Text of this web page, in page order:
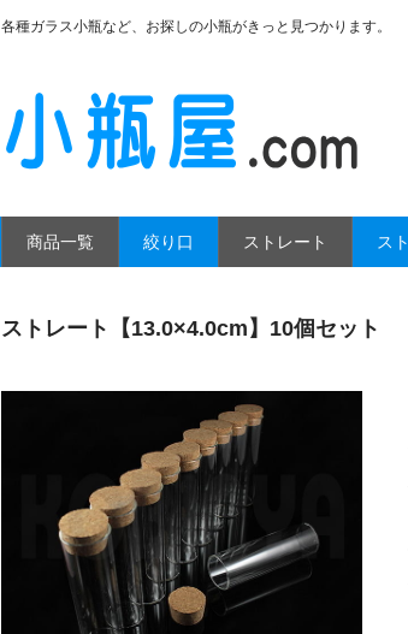
各種ガラス小瓶など、お探しの小瓶がきっと見つかります。
商品一覧 絞り口 ストレート ス
ストレート【13.0×4.0cm】10個セット